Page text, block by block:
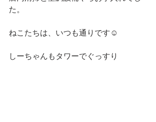
た。
ねこたちは、いつも通りです☺️
しーちゃんもタワーでぐっすり